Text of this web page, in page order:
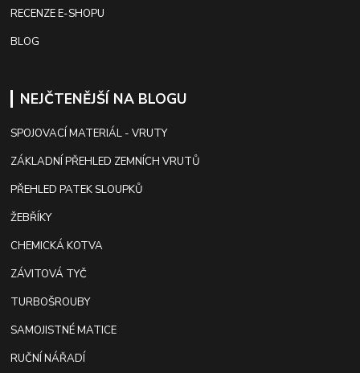
RECENZE E-SHOPU
BLOG
NEJČTENĚJŠÍ NA BLOGU
SPOJOVACÍ MATERIÁL - VRUTY
ZÁKLADNÍ PŘEHLED ZEMNÍCH VRUTŮ
PŘEHLED PATEK SLOUPKŮ
ŽEBŘÍKY
CHEMICKÁ KOTVA
ZÁVITOVÁ TYČ
TURBOŠROUBY
SAMOJISTNÉ MATICE
RUČNÍ NÁŘADÍ